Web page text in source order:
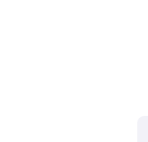
کردن عکس‌های دوستان و
شدن فیلترهای جدید